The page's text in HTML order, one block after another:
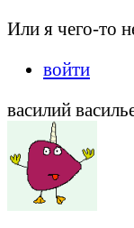
Или я чего-то
войти
василий